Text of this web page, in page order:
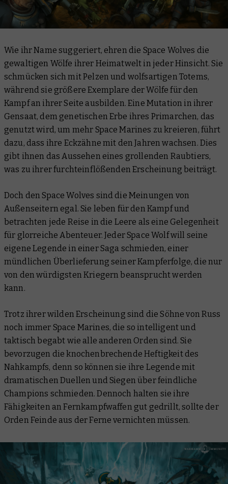
Wie ihr Name suggeriert, ehren die Space Wolves die
gewaltigen Wölfe ihrer Heimatwelt in jeder Hinsicht. Sie
schmücken sich mit Pelzen und wolfsartigen Totems,
während sie größere Exemplare der Wölfe für den
Kampf an ihrer Seite ausbilden. Eine Mutation in ihrer
Gensaat, dem genetischen Erbe ihres Primarchen, das
genutzt wird, um mehr Space Marines zu kreieren, führt
dazu, dass ihre Eckzähne mit den Jahren wachsen. Dies
gibt ihnen das Aussehen eines grollenden Raubtiers,
was zu ihrer furchteinflößenden Erscheinung beiträgt.
Doch den Space Wolves sind die Meinungen von
Außenseitern egal. Sie leben für den Kampf und
betrachten jede Reise in die Leere als eine Gelegenheit
für glorreiche Abenteuer. Jeder Space Wolf will seine
eigene Legende in einer Saga schmieden, einer
mündlichen Überlieferung seiner Kampferfolge, die nur
von den würdigsten Kriegern beansprucht werden
kann.
Trotz ihrer wilden Erscheinung sind die Söhne von Russ
noch immer Space Marines, die so intelligent und
taktisch begabt wie alle anderen Orden sind. Sie
bevorzugen die knochenbrechende Heftigkeit des
Nahkampfs, denn so können sie ihre Legende mit
dramatischen Duellen und Siegen über feindliche
Champions schmieden. Dennoch halten sie ihre
Fähigkeiten an Fernkampfwaffen gut gedrillt, sollte der
Orden Feinde aus der Ferne vernichten müssen.